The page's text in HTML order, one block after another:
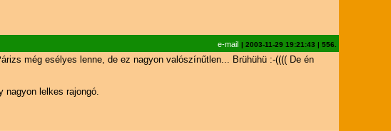
e-mail | 2003-11-29 19:21:43 | 556.
még esélyes lenne, de ez nagyon valószínűtlen... Brühühü :-(((( De én
nagyon lelkes rajongó.